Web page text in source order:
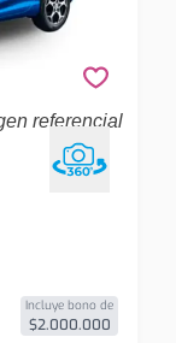
referencial
Automovil
Incluye bono de
$2.000.000